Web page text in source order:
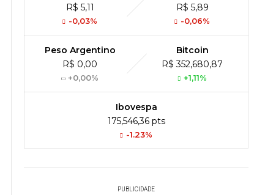
R$ 5,11
-0,03%
R$ 5,89
-0,06%
Peso Argentino
R$ 0,00
+0,00%
Bitcoin
R$ 352,680,87
+1,11%
Ibovespa
175,546,36 pts
-1.23%
PUBLICIDADE